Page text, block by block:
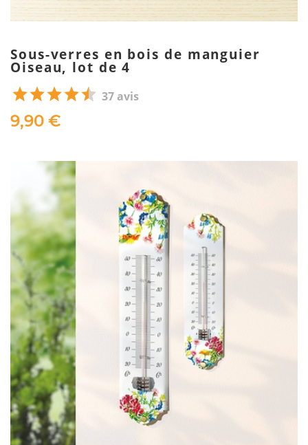
Sous-verres en bois de manguier
Oiseau, lot de 4
37 avis
9,90 €